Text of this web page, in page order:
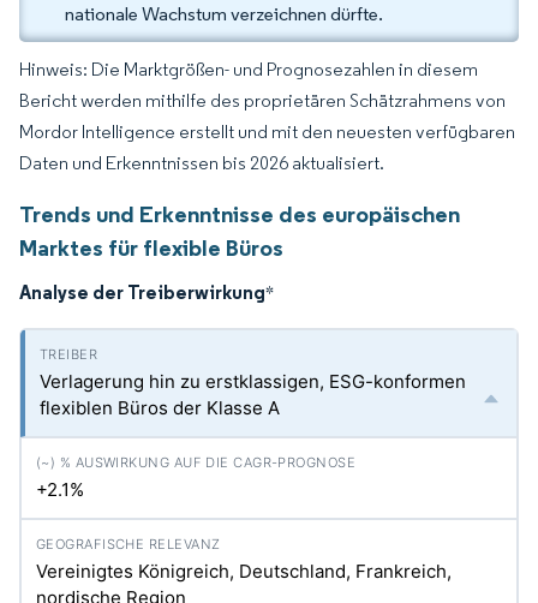
nationale Wachstum verzeichnen dürfte.
Hinweis: Die Marktgrößen- und Prognosezahlen in diesem
Bericht werden mithilfe des proprietären Schätzrahmens von
Mordor Intelligence erstellt und mit den neuesten verfügbaren
Daten und Erkenntnissen bis 2026 aktualisiert.
Trends und Erkenntnisse des europäischen
Marktes für flexible Büros
Analyse der Treiberwirkung*
Verlagerung hin zu erstklassigen, ESG-konformen
flexiblen Büros der Klasse A
+2.1%
Vereinigtes Königreich, Deutschland, Frankreich,
nordische Region